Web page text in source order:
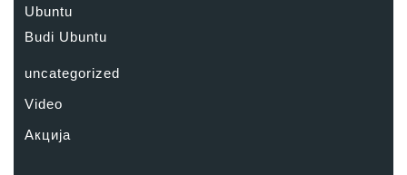
Ubuntu
Budi Ubuntu
uncategorized
Video
Акција